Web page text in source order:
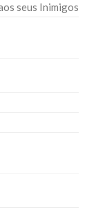
seus Inimigos